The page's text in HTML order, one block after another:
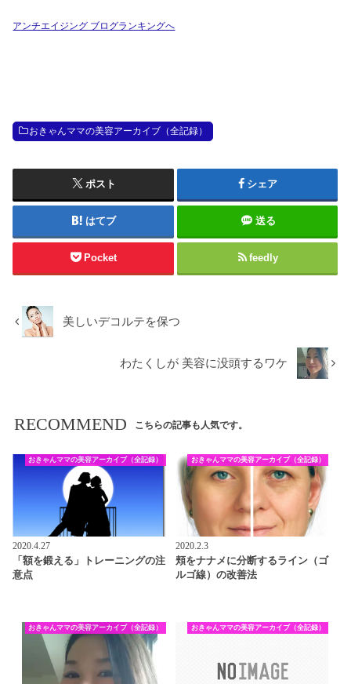
アンチエイジング ブログランキングへ
おきゃんママの美容アーカイブ（全記録）
ポスト シェア
はてブ 送る
Pocket feedly
美しいデコルテを保つ
わたくしが 美容に没頭するワケ
RECOMMEND こちらの記事も人気です。
おきゃんママの美容アーカイブ（全記録）
2020.4.27
「額を鍛える」トレーニングの注
意点
おきゃんママの美容アーカイブ（全記録）
2020.2.3
頬をナナメに分断するライン（ゴ
ルゴ線）の改善法
おきゃんママの美容アーカイブ（全記録） おきゃんママの美容アーカイブ（全記録）